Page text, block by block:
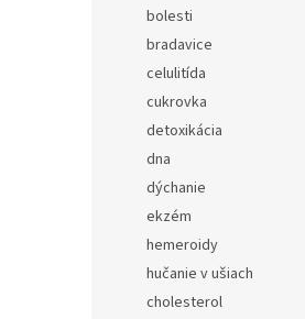
bolesti
bradavice
celulitída
cukrovka
detoxikácia
dna
dýchanie
ekzém
hemeroidy
hučanie v ušiach
cholesterol